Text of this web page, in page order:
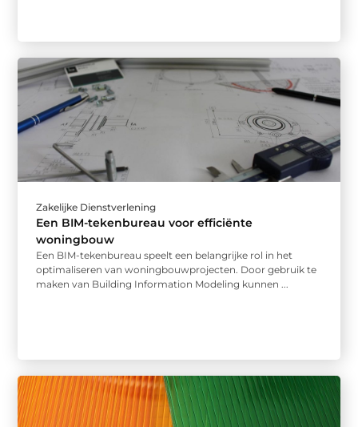
Zakelijke Dienstverlening
Een BIM-tekenbureau voor efficiënte
woningbouw
Een BIM-tekenbureau speelt een belangrijke rol in het
optimaliseren van woningbouwprojecten. Door gebruik te
maken van Building Information Modeling kunnen ...